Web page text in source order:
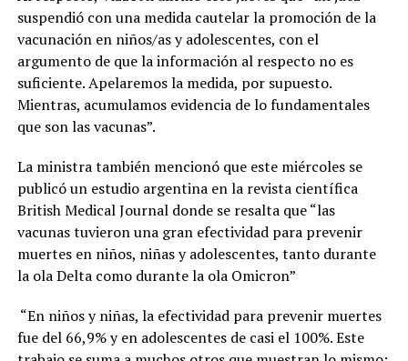
suspendió con una medida cautelar la promoción de la
vacunación en niños/as y adolescentes, con el
argumento de que la información al respecto no es
suficiente. Apelaremos la medida, por supuesto.
Mientras, acumulamos evidencia de lo fundamentales
que son las vacunas”.
La ministra también mencionó que este miércoles se
publicó un estudio argentina en la revista científica
British Medical Journal donde se resalta que “las
vacunas tuvieron una gran efectividad para prevenir
muertes en niños, niñas y adolescentes, tanto durante
la ola Delta como durante la ola Omicron”
“En niños y niñas, la efectividad para prevenir muertes
fue del 66,9% y en adolescentes de casi el 100%. Este